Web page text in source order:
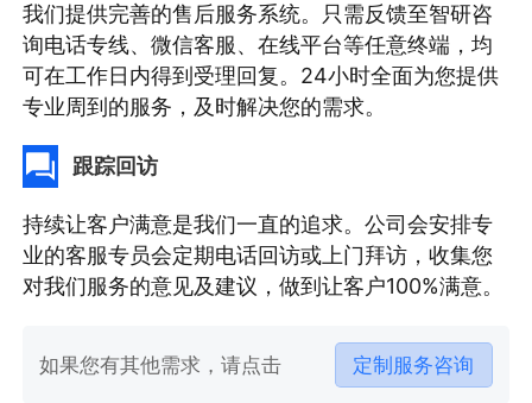
我们提供完善的售后服务系统。只需反馈至智研咨
询电话专线、微信客服、在线平台等任意终端，均
可在工作日内得到受理回复。24小时全面为您提供
专业周到的服务，及时解决您的需求。
跟踪回访
持续让客户满意是我们一直的追求。公司会安排专
业的客服专员会定期电话回访或上门拜访，收集您
对我们服务的意见及建议，做到让客户100%满意。
如果您有其他需求，请点击 定制服务咨询